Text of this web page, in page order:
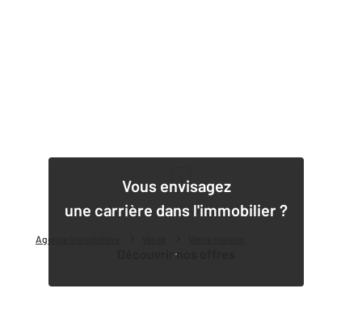
Agence immobilière
Vous envisagez
une carrière dans l'immobilier ?
Découvrir nos offres
1